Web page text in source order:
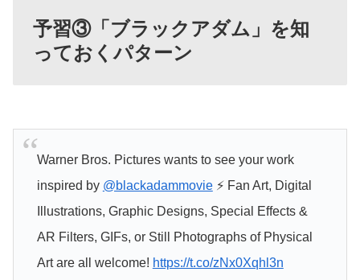
予習③「ブラックアダム」を知
っておくパターン
Warner Bros. Pictures wants to see your work
inspired by @blackadammovie⚡ Fan Art, Digital
Illustrations, Graphic Designs, Special Effects &
AR Filters, GIFs, or Still Photographs of Physical
Art are all welcome! https://t.co/zNx0Xqhl3n